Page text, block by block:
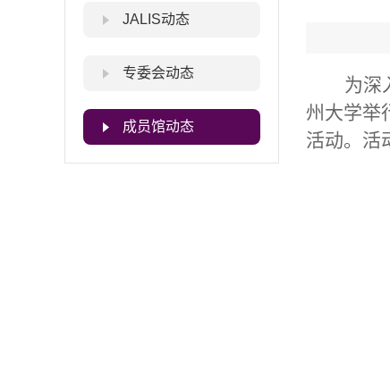
JALIS动态
专委会动态
成员馆动态
为深
州大学举
活动。活